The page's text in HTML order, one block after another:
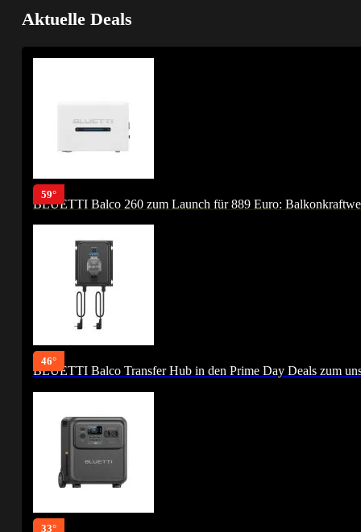
Aktuelle Deals
59°
BLUETTI Balco 260 zum Launch für 889 Euro:
46°
BLUETTI Balco Transfer Hub in den Prime Day Deals zum
33°